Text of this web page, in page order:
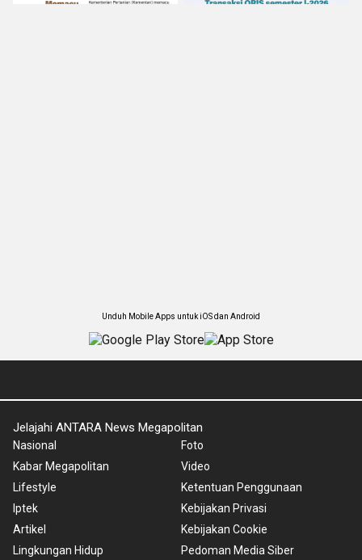
Unduh Mobile Apps untuk iOS dan Android
Jelajahi ANTARA News Megapolitan
Nasional
Kabar Megapolitan
Lifestyle
Iptek
Artikel
Lingkungan Hidup
Foto
Video
Ketentuan Penggunaan
Kebijakan Privasi
Kebijakan Cookie
Pedoman Media Siber